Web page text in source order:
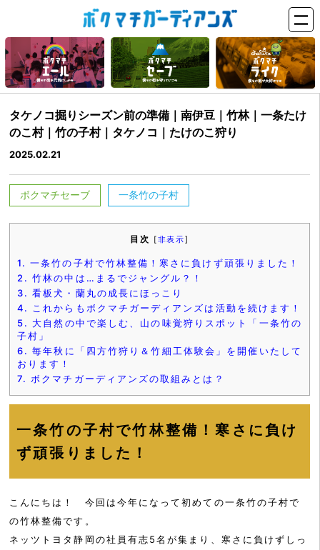
タケノコ掘りシーズン前の準備｜南伊豆｜竹林｜一条たけ
のこ村｜竹の子村｜タケノコ｜たけのこ狩り
2025.02.21
ボクマチセーブ 一条竹の子村
目次 [非表示]
1. 一条竹の子村で竹林整備！寒さに負けず頑張りました！
2. 竹林の中は…まるでジャングル？！
3. 看板犬・蘭丸の成長にほっこり
4.
これからもボクマチガーディアンズは活動を続けます！
5. 大自然の中で楽しむ、山の味覚狩りスポット「一条竹の
子村」
6. 毎年秋に「四方竹狩り＆竹細工体験会」を開催いたして
おります！
7. ボクマチガーディアンズの取組みとは？
一条竹の子村で竹林整備！寒さに負け
ず頑張りました！
こんにちは！ 今回は今年になって初めての一条竹の子村で
の竹林整備です。
ネッツトヨタ静岡の社員有志5名が集まり、寒さに負けずしっ